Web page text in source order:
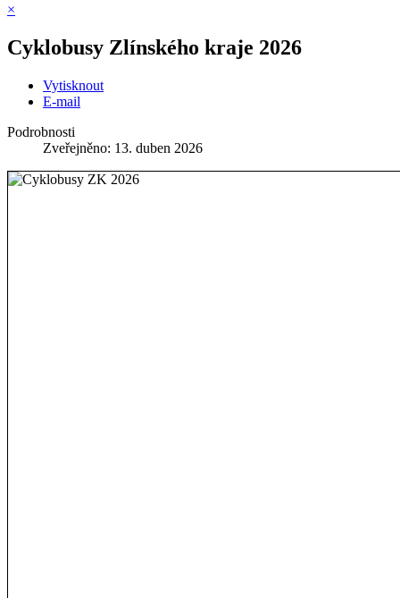
×
Cyklobusy Zlínského kraje 2026
Vytisknout
E-mail
Podrobnosti
Zveřejněno: 13. duben 2026